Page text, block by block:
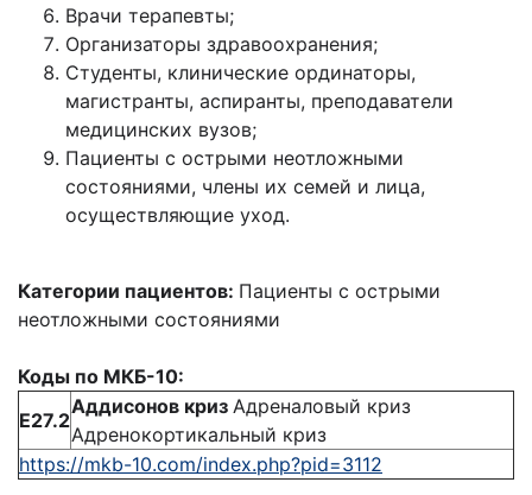
Врачи терапевты;
Организаторы здравоохранения;
Студенты, клинические ординаторы,
магистранты, аспиранты, преподаватели
медицинских вузов;
Пациенты с острыми неотложными
состояниями, члены их семей и лица,
осуществляющие уход.
Категории пациентов: Пациенты с острыми
неотложными состояниями
Коды по МКБ-10:
E27.2
Аддисонов криз Адреналовый криз
Адренокортикальный криз
https://mkb-10.com/index.php?pid=3112